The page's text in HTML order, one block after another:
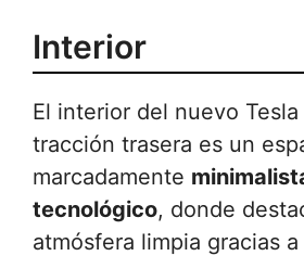
Interior
El interior del nuevo
tracción trasera es un
marcadamente
tecnológico, donde
atmósfera limpia gracias